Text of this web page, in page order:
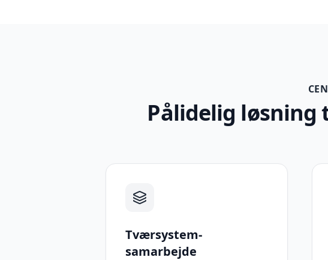
Pålidelig
Tværsystem-
samarbejde